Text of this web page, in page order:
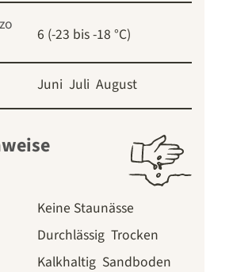
6 (-23 bis -18 °C)
Juni Juli August
Keine Staunässe
Durchlässig Trocken
Kalkhaltig Sandboden